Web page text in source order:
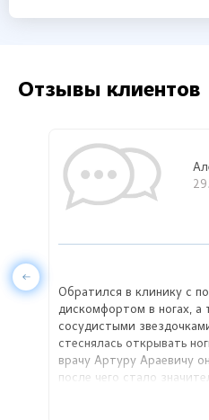
Отзывы клиентов
Обратился в клинику с
дискомфортом в ногах, а
сосудистыми
стеснялась открывать
врачу Артуру Араевичу
после чего стало
склеротерапии. Всем